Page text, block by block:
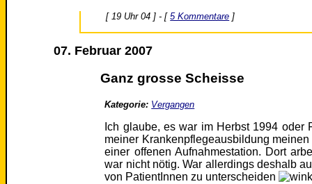
[ 19 Uhr 04 ] - [5 Kommentare ]
07. Februar 2007
Ganz grosse Scheisse
Kategorie: Vergangen
Ich glaube, es war im Herbst 1994 oder
meiner Krankenpflegeausbildung
einer offenen Aufnahmestation. Dort
war nicht nötig. War allerdings deshalb
von PatientInnen zu unterscheiden